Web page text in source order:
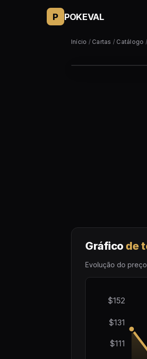
P POKEVAL
Início / Cartas / Catálogo
Gráfico de
Evolução do preço
$111
$131
$152